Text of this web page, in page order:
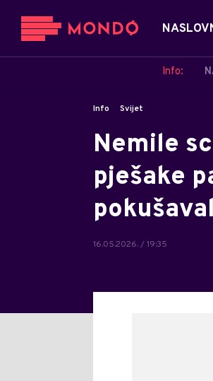
Info:
Info Svijet
Nemile
pješake
16.05.2026. / 19:35